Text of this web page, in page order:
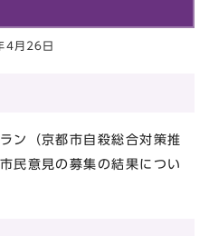
4月26日
ン（京都市自殺総合対策推
民意見の募集の結果につい